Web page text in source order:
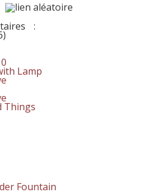
:
Lamp
Things
Fountain